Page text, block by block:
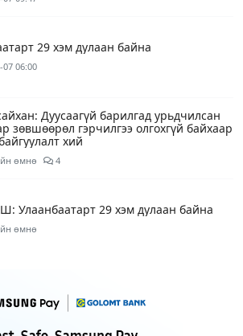
29 хэм дулаан байна
07 06:00
Дуусаагүй барилгад урьдчилсан
зөвшөөрөл гэрчилгээ олгохгүй байхаар
хий
өмнө 4
Улаанбаатарт 29 хэм дулаан байна
өмнө
өргөжүүлнэ